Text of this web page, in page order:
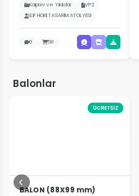
Kalpler ve Yıldızlar
VP3
ELIF HOBI TASARIM ATOLYESI
0 58
Balonlar
ÜCRETSİZ
BALON (88X99 mm)